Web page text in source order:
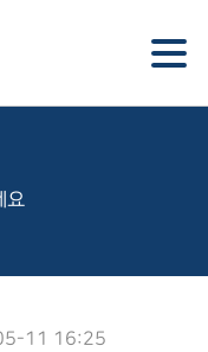
요
11 16:25